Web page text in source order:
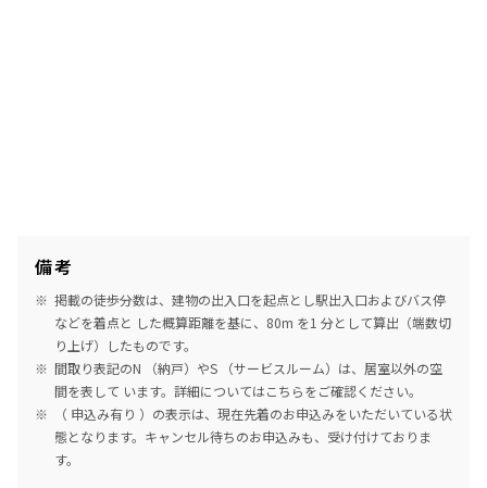
備考
掲載の徒歩分数は、建物の出入口を起点とし駅出入口およびバス停
などを着点と した概算距離を基に、80m を1 分として算出（端数切
り上げ）したものです。
間取り表記のN （納戸）やS （サービスルーム）は、居室以外の空
間を表して います。詳細についてはこちらをご確認ください。
（ 申込み有り ）の表示は、現在先着のお申込みをいただいている状
態となります。キャンセル待ちのお申込みも、受け付けておりま
す。